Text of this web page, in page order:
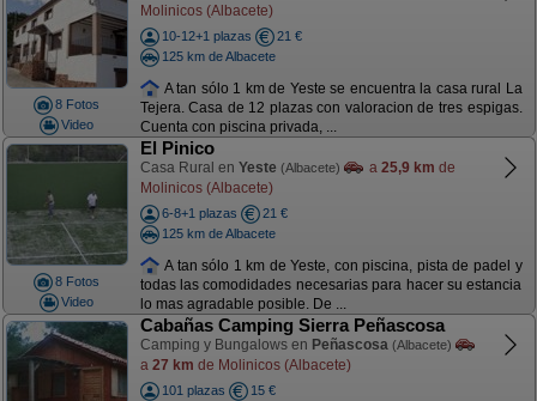
8 Fotos
Video
Molinicos (Albacete)
10-12+1 plazas
21 €
125 km de Albacete
A tan sólo 1 km de Yeste se encuentra la casa rural La
Tejera. Casa de 12 plazas con valoracion de tres espigas.
Cuenta con piscina privada, ...
8 Fotos
Video
El Pinico
Casa Rural en Yeste (Albacete) a 25,9 km de
Molinicos (Albacete)
6-8+1 plazas
21 €
125 km de Albacete
A tan sólo 1 km de Yeste, con piscina, pista de padel y
todas las comodidades necesarias para hacer su estancia
lo mas agradable posible. De ...
Cabañas Camping Sierra Peñascosa
Camping y Bungalows en Peñascosa (Albacete)
a 27 km de Molinicos (Albacete)
101 plazas
15 €